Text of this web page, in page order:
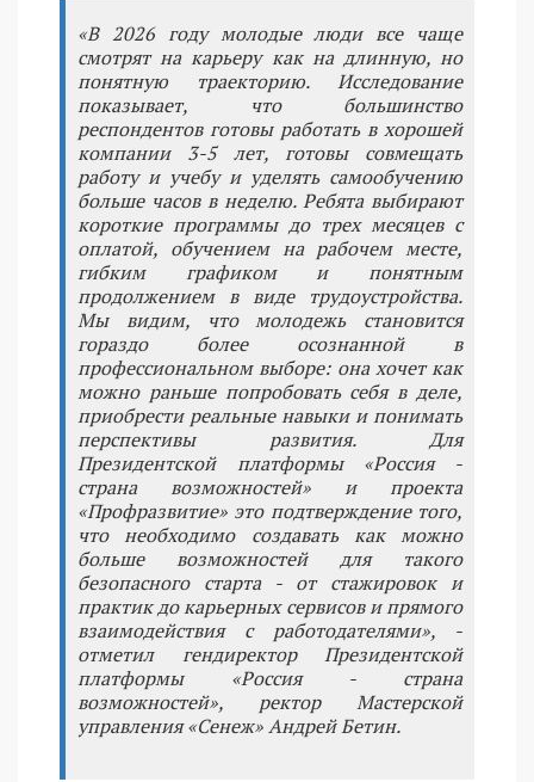
«В 2026 году молодые люди все чаще
смотрят на карьеру как на длинную, но
понятную траекторию. Исследование
показывает, что большинство
респондентов готовы работать в хорошей
компании 3-5 лет, готовы совмещать
работу и учебу и уделять самообучению
больше часов в неделю. Ребята выбирают
короткие программы до трех месяцев с
оплатой, обучением на рабочем месте,
гибким графиком и понятным
продолжением в виде трудоустройства.
Мы видим, что молодежь становится
гораздо более осознанной в
профессиональном выборе: она хочет как
можно раньше попробовать себя в деле,
приобрести реальные навыки и понимать
перспективы развития. Для
Президентской платформы «Россия -
страна возможностей» и проекта
«Профразвитие» это подтверждение того,
что необходимо создавать как можно
больше возможностей для такого
безопасного старта - от стажировок и
практик до карьерных сервисов и прямого
взаимодействия с работодателями», -
отметил гендиректор Президентской
платформы «Россия - страна
возможностей», ректор Мастерской
управления «Сенеж» Андрей Бетин.